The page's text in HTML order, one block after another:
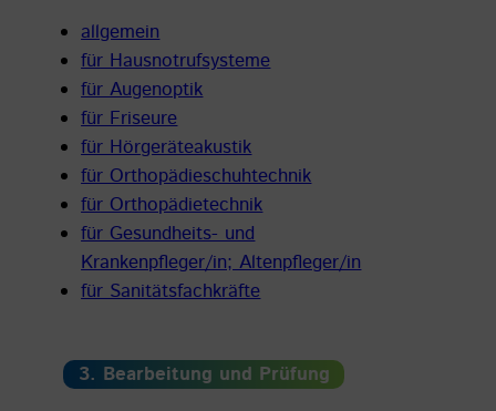
allgemein
für Hausnotrufsysteme
für Augenoptik
für Friseure
für Hörgeräteakustik
für Orthopädieschuhtechnik
für Orthopädietechnik
für Gesundheits- und
Krankenpfleger/in; Altenpfleger/in
für Sanitätsfachkräfte
3. Bearbeitung und Prüfung